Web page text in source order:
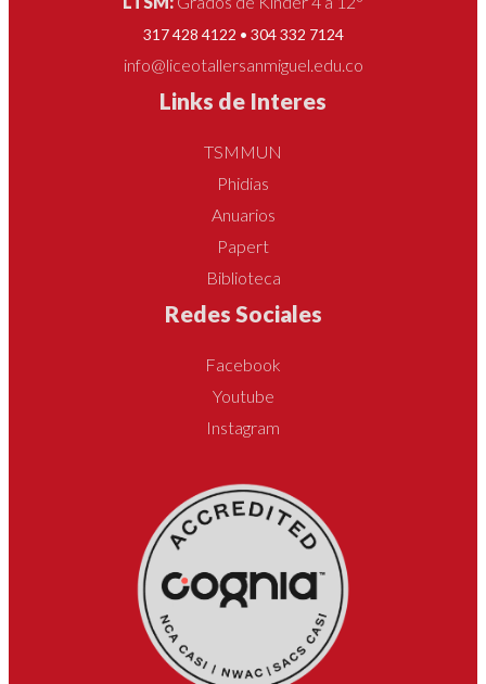
317 428 4122 • 304 332 7124
info@liceotallersanmiguel.edu.co
Links de Interes
TSMMUN
Phidias
Anuarios
Papert
Biblioteca
Redes Sociales
Facebook
Youtube
Instagram